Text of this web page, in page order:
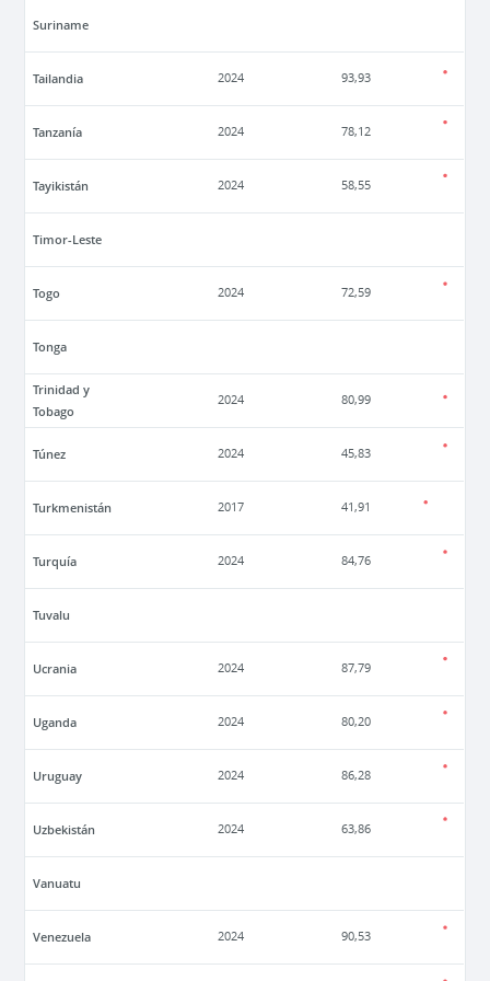
Suriname
Tailandia 2024 93,93
Tanzanía 2024 78,12
Tayikistán 2024 58,55
Timor-Leste
Togo 2024 72,59
Tonga
Trinidad y
Tobago
2024 80,99
Túnez 2024 45,83
Turkmenistán 2017 41,91
Turquía 2024 84,76
Tuvalu
Ucrania 2024 87,79
Uganda 2024 80,20
Uruguay 2024 86,28
Uzbekistán 2024 63,86
Vanuatu
Venezuela 2024 90,53